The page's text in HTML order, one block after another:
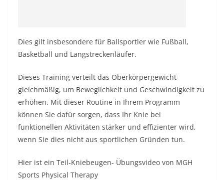
Dies gilt insbesondere für Ballsportler wie Fußball,
Basketball und Langstreckenläufer.
Dieses Training verteilt das Oberkörpergewicht
gleichmäßig, um Beweglichkeit und Geschwindigkeit zu
erhöhen. Mit dieser Routine in Ihrem Programm
können Sie dafür sorgen, dass Ihr Knie bei
funktionellen Aktivitäten stärker und effizienter wird,
wenn Sie dies nicht aus sportlichen Gründen tun.
Hier ist ein Teil-Kniebeugen- Übungsvideo von MGH
Sports Physical Therapy